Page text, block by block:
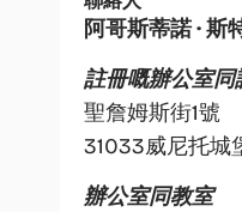
阿哥斯蒂諾 · 斯
註冊嘅辦公室同
聖詹姆斯街1號
31033威尼托城
辦公室同教室